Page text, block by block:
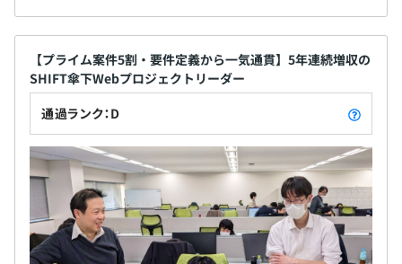
【プライム案件5割・要件定義から一気通貫】5年連続増収の
SHIFT傘下Webプロジェクトリーダー
通過ランク：D